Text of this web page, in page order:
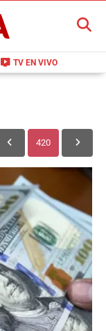
live_tv TV EN VIVO
BUSCAR
420